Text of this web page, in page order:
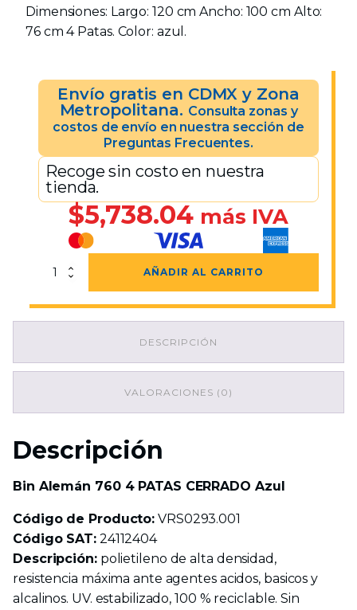
Dimensiones: Largo: 120 cm Ancho: 100 cm Alto:
76 cm 4 Patas. Color: azul.
Envío gratis en CDMX y Zona
Metropolitana. Consulta zonas y
costos de envío en nuestra sección de
Preguntas Frecuentes.
Recoge sin costo en nuestra
tienda.
$5,738.04 más IVA
Bin
Alemán
4
cantidad
AÑADIR AL CARRITO
DESCRIPCIÓN
VALORACIONES (0)
Descripción
Bin Alemán 760 4 PATAS CERRADO Azul
Código de Producto: VRS0293.001
Código SAT:24112404
Descripción:polietileno de alta densidad,
resistencia máxima ante agentes acidos, basicos y
alcalinos. UV. estabilizado, 100 % reciclable. Sin